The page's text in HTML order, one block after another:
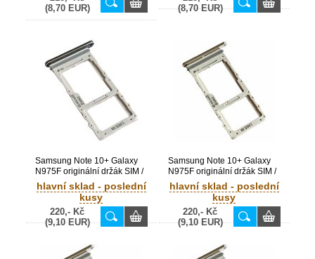
(8,70 EUR)
(8,70 EUR)
Samsung Note 10+ Galaxy
N975F originální držák SIM /
SD Black / černý (Service
Pack) - GH98-44506A
hlavní sklad - poslední
kusy
220,- Kč
(9,10 EUR)
Samsung Note 10+ Galaxy
N975F originální držák SIM /
SD Gray / šedý (Service
Pack) - GH98-44506
hlavní sklad - poslední
kusy
220,- Kč
(9,10 EUR)